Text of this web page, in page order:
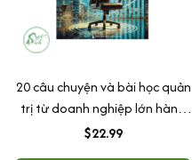
20 câu chuyện và bài học quản
trị từ doanh nghiệp lớn hàng
đầu thế giới
$22.99